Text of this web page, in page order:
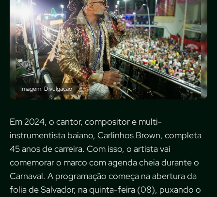
Imagem: Divulgação
Em 2024, o cantor, compositor e multi-
instrumentista baiano, Carlinhos Brown, completa
45 anos de carreira. Com isso, o artista vai
comemorar o marco com agenda cheia durante o
Carnaval. A programação começa na abertura da
folia de Salvador, na quinta-feira (08), puxando o